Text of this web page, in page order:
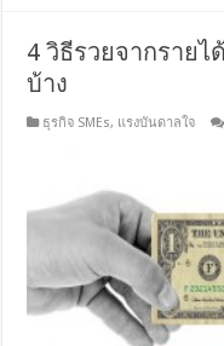
4 วิธีรวยจากรายไ
บ้าง
ธุรกิจ SMEs, แรงบันดาลใจ